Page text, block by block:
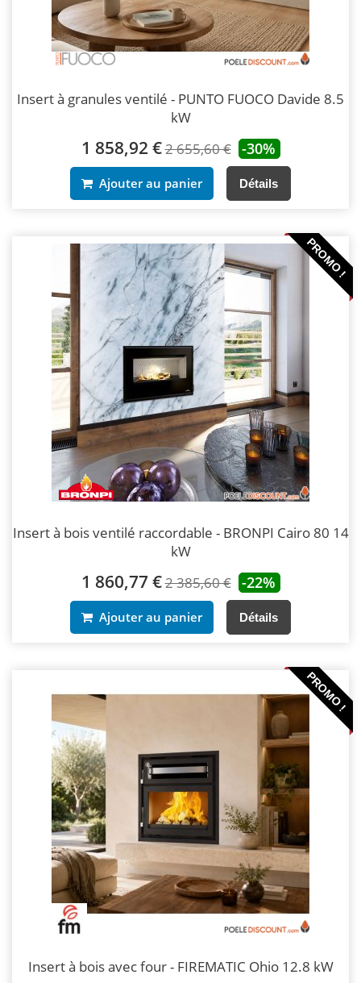
Insert à granules ventilé - PUNTO FUOCO Davide 8.5
kW
1 858,92 €2 655,60 € -30%
Ajouter au panier Détails
PROMO !
Insert à bois ventilé raccordable - BRONPI Cairo 80 14
kW
1 860,77 €2 385,60 € -22%
Ajouter au panier Détails
PROMO !
Insert à bois avec four - FIREMATIC Ohio 12.8 kW